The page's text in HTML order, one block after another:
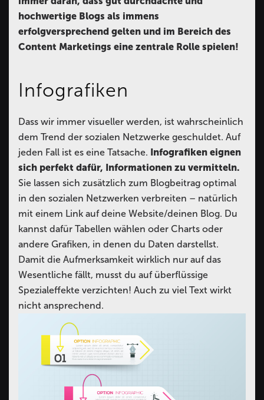
hochwertige Blogs als immens
erfolgversprechend gelten und im Bereich des
Content Marketings eine zentrale Rolle spielen!
Infografiken
Dass wir immer visueller werden, ist wahrscheinlich
dem Trend der sozialen Netzwerke geschuldet. Auf
jeden Fall ist es eine Tatsache. Infografiken eignen
sich perfekt dafür, Informationen zu vermitteln.
Sie lassen sich zusätzlich zum Blogbeitrag optimal
in den sozialen Netzwerken verbreiten – natürlich
mit einem Link auf deine Website/deinen Blog. Du
kannst dafür Tabellen wählen oder Charts oder
andere Grafiken, in denen du Daten darstellst.
Damit die Aufmerksamkeit wirklich nur auf das
Wesentliche fällt, musst du auf überflüssige
Spezialeffekte verzichten! Auch zu viel Text wirkt
nicht ansprechend.